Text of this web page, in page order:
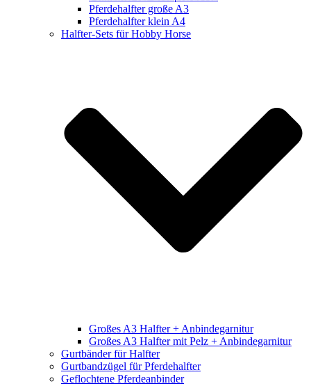
Pferdehalfter große A3
Pferdehalfter klein A4
Halfter-Sets für Hobby Horse
Großes A3 Halfter + Anbindegarnitur
Großes A3 Halfter mit Pelz + Anbindegarnitur
Gurtbänder für Halfter
Gurtbandzügel für Pferdehalfter
Geflochtene Pferdeanbinder